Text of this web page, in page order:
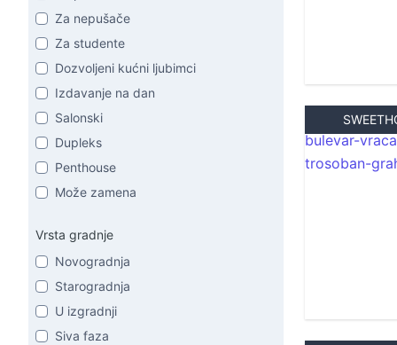
Za nepušače
Za studente
Dozvoljeni kućni ljubimci
Izdavanje na dan
Salonski
Dupleks
Penthouse
Može zamena
Vrsta gradnje
Novogradnja
Starogradnja
U izgradnji
Siva faza